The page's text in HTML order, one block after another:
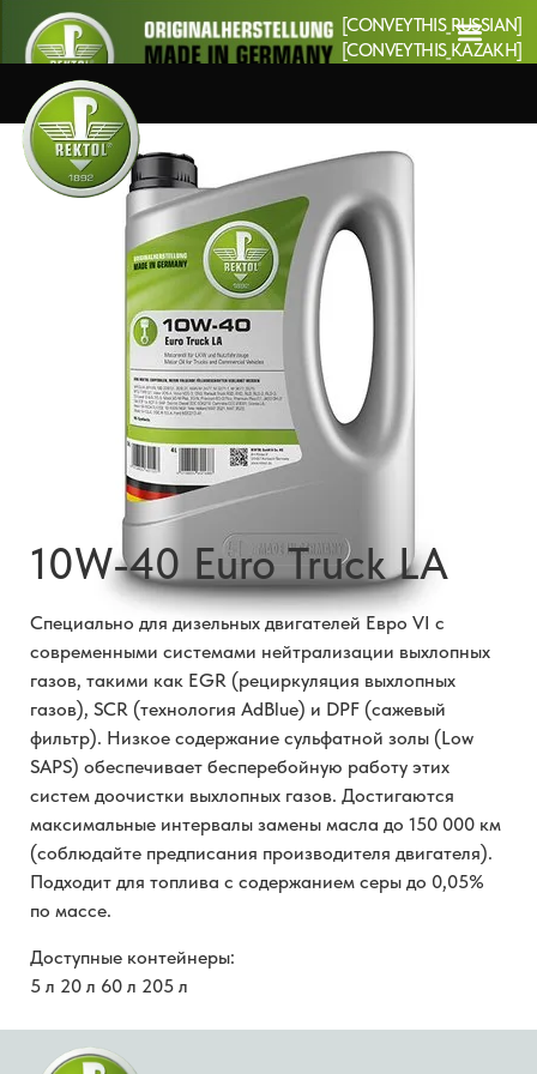
[CONVEYTHIS_RUSSIAN]
[CONVEYTHIS_KAZAKH]
10W-40 Euro Truck LA
Специально для дизельных двигателей Евро VI с
современными системами нейтрализации выхлопных
газов, такими как EGR (рециркуляция выхлопных
газов), SCR (технология AdBlue) и DPF (сажевый
фильтр). Низкое содержание сульфатной золы (Low
SAPS) обеспечивает бесперебойную работу этих
систем доочистки выхлопных газов. Достигаются
максимальные интервалы замены масла до 150 000 км
(соблюдайте предписания производителя двигателя).
Подходит для топлива с содержанием серы до 0,05%
по массе.
Доступные контейнеры:
5 л 20 л 60 л 205 л